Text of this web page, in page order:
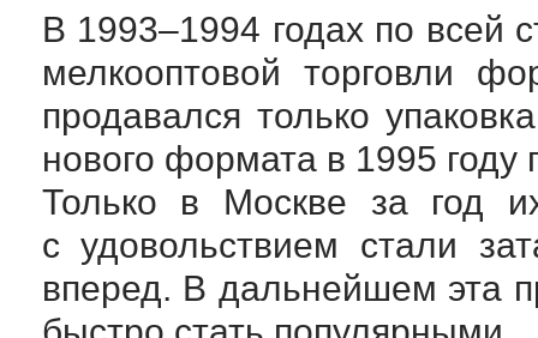
В 1993–1994 годах по всей
мелкооптовой торговли
продавался только
нового формата в 1995
Только в Москве за год
с удовольствием стали
вперед. В дальнейшем эта